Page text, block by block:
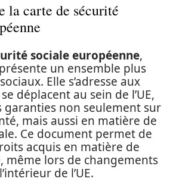
la carte de sécurité
sociale européenne,
un ensemble plus
Elle s’adresse aux
déplacent au sein de l’UE,
non seulement sur
mais aussi en matière de
Ce document permet de
acquis en matière de
même lors de changements
de l’UE.